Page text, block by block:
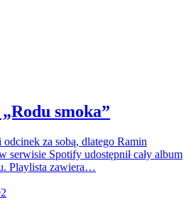
smoka”
za sobą, dlatego Ramin
serwisie Spotify udostępnił cały album
Playlista zawiera…